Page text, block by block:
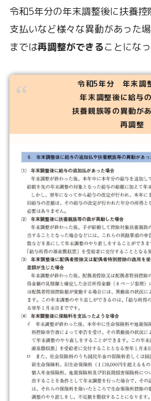
令和5年分の年末調整後に扶養
支払いなど様々な異動があった
までは再調整ができることにな
令和5年分 年末調
年末調整後に給与
扶養親族等の異動が
再調整